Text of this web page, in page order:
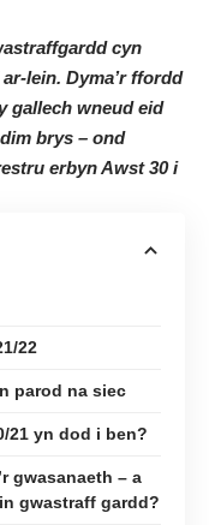
cyn
lein. Dyma’r ffordd
gallech wneud eid
brys – ond
erbyn Awst 30 i
22
parod na siec
21 yn dod i ben?
gwasanaeth – a
gwastraff gardd?